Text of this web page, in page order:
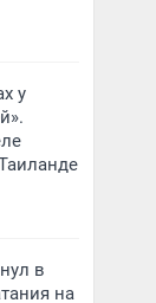
у
в
на